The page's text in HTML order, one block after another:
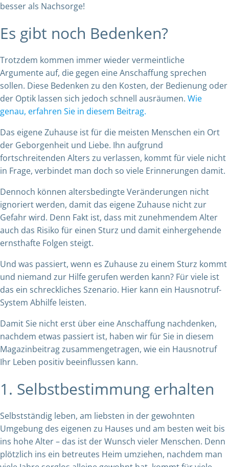
besser als Nachsorge!
Es gibt noch Bedenken?
Trotzdem kommen immer wieder vermeintliche
Argumente auf, die gegen eine Anschaffung sprechen
sollen. Diese Bedenken zu den Kosten, der Bedienung oder
der Optik lassen sich jedoch schnell ausräumen. Wie
genau, erfahren Sie in diesem Beitrag.
Das eigene Zuhause ist für die meisten Menschen ein Ort
der Geborgenheit und Liebe. Ihn aufgrund
fortschreitenden Alters zu verlassen, kommt für viele nicht
in Frage, verbindet man doch so viele Erinnerungen damit.
Dennoch können altersbedingte Veränderungen nicht
ignoriert werden, damit das eigene Zuhause nicht zur
Gefahr wird. Denn Fakt ist, dass mit zunehmendem Alter
auch das Risiko für einen Sturz und damit einhergehende
ernsthafte Folgen steigt.
Und was passiert, wenn es Zuhause zu einem Sturz kommt
und niemand zur Hilfe gerufen werden kann? Für viele ist
das ein schreckliches Szenario. Hier kann ein Hausnotruf-
System Abhilfe leisten.
Damit Sie nicht erst über eine Anschaffung nachdenken,
nachdem etwas passiert ist, haben wir für Sie in diesem
Magazinbeitrag zusammengetragen, wie ein Hausnotruf
Ihr Leben positiv beeinflussen kann.
1. Selbstbestimmung erhalten
Selbstständig leben, am liebsten in der gewohnten
Umgebung des eigenen zu Hauses und am besten weit bis
ins hohe Alter – das ist der Wunsch vieler Menschen. Denn
plötzlich ins ein betreutes Heim umziehen, nachdem man